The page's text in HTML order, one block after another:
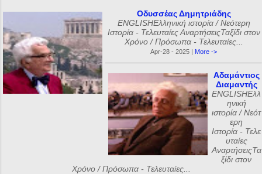
Οδυσσέας Δημητριάδης
ENGLISHΕλληνική ιστορία / Νεότερη
Ιστορία - Τελευταίες ΑναρτήσειςΤαξίδι στον
Χρόνο / Πρόσωπα - Τελευταίες...
Apr-28 - 2025 | More ->
Αδαμάντιος
Διαμαντής
ENGLISHΕλλ
ηνική
ιστορία / Νεότ
ερη
Ιστορία - Τελε
υταίες
ΑναρτήσειςΤα
ξίδι στον
Χρόνο / Πρόσωπα - Τελευταίες...